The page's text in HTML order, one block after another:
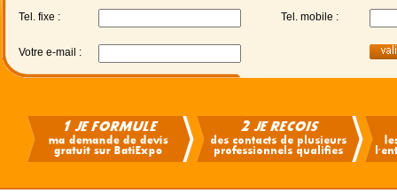
Tel. fixe : Tel. mobile :
Votre e-mail :